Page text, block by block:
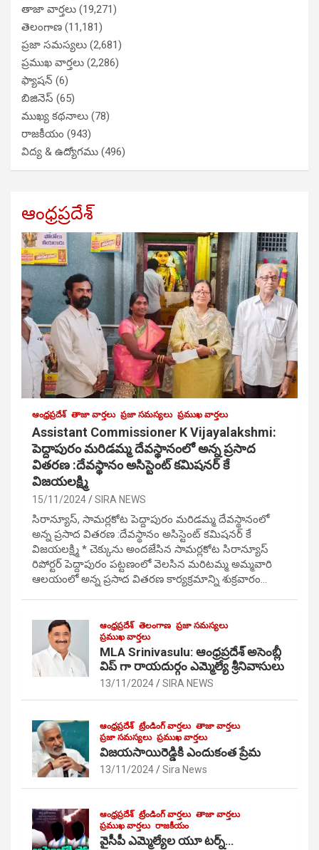
తాజా వార్తలు (19,271)
తెలంగాణ (11,181)
ప్రజా సమస్యలు (2,681)
ప్రముఖ వార్తలు (2,286)
ఫ్యాషన్ (6)
బిజినెస్ (65)
ముఖ్య కథనాలు (78)
రాజకీయం (943)
విద్య & ఉద్యోగము (496)
ఆంధ్రప్రదేశ్
ఆంధ్రప్రదేశ్ తాజా వార్తలు ప్రజా సమస్యలు ప్రముఖ వార్తలు
Assistant Commissioner K Vijayalakshmi:
పెద్దాపురం మరిడమ్మ దేవస్థానంలో అన్న ప్రసాద
వితరణ :దేవస్థానం అసిస్టెంట్ కమిషనర్ కే
విజయలక్ష్మి
15/11/2024 SIRA NEWS
సిరాన్యూస్, సామర్లకోట పెద్దాపురం మరిడమ్మ దేవస్థానంలో
అన్న ప్రసాద వితరణ :దేవస్థానం అసిస్టెంట్ కమిషనర్ కే
విజయలక్ష్మి * చెక్కును అందజేసిన సామర్లకోట సిరాన్యూస్
రిపోర్టర్ పెద్దాపురం పట్టణంలో వెలసిన మరిటమ్మ అమ్మవారి
ఆలయంలో అన్న ప్రసాద వితరణ కార్యక్రమాన్ని శుక్రవారం…
ఆంధ్రప్రదేశ్ తెలంగాణ ప్రజా సమస్యలు
ప్రముఖ వార్తలు
MLA Srinivasulu: ఆంధ్రప్రదేశ్ అసెంబ్లీ
విప్ గా రాయదుర్గం ఎమ్మెల్యే శ్రీనివాసులు
13/11/2024 SIRA NEWS
ఆంధ్రప్రదేశ్ ట్రేండింగ్ వార్తలు తాజా వార్తలు
ప్రజా సమస్యలు ప్రముఖ వార్తలు
విజయసాయిరెడ్డికి ఎందుకంత ప్రేమ
13/11/2024 Sira News
ఆంధ్రప్రదేశ్ ట్రేండింగ్ వార్తలు తాజా వార్తలు
ప్రముఖ వార్తలు రాజకీయం
వైసీపీ ఎమ్మెల్యేల యూ టర్న్…